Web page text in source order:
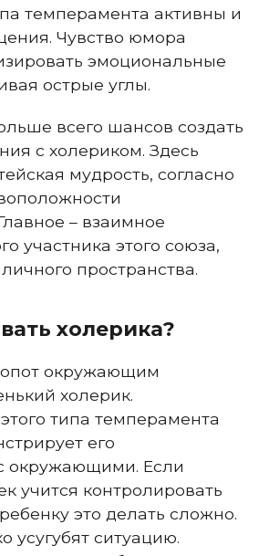
темперамента активны и
Чувство юмора
эмоциональные
острые углы.
всего шансов создать
с холериком. Здесь
мудрость, согласно
– взаимное
участника этого союза,
пространства.
холерика?
окружающим
холерик.
типа темперамента
его
окружающими. Если
учится контролировать
это делать сложно.
усугубят ситуацию.